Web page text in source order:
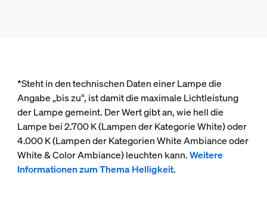
*Steht in den technischen Daten einer Lampe die
Angabe „bis zu“, ist damit die maximale Lichtleistung
der Lampe gemeint. Der Wert gibt an, wie hell die
Lampe bei 2.700 K (Lampen der Kategorie White) oder
4.000 K (Lampen der Kategorien White Ambiance oder
White & Color Ambiance) leuchten kann.Weitere
Informationen zum Thema Helligkeit.